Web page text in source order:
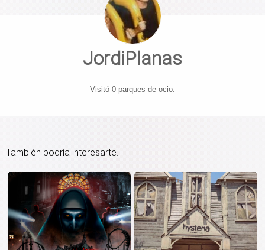
JordiPlanas
Visitó 0 parques de ocio.
También podría interesarte...